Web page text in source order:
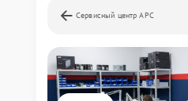
Сервисный центр APC